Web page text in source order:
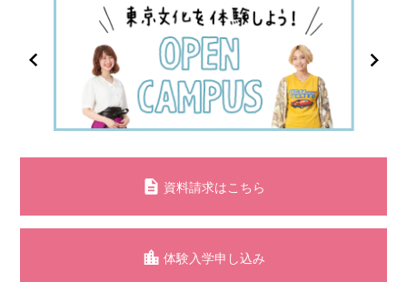
資料請求はこちら
体験入学申し込み